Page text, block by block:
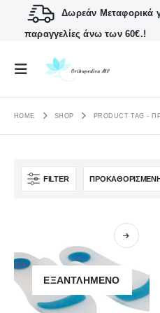
Δωρεάν Μεταφορικά
παραγγελίες άνω των 60€.!
HOME SHOP PRODUCT TAG -
FILTER
ΕΞΑΝΤΛΗΜΈΝΟ